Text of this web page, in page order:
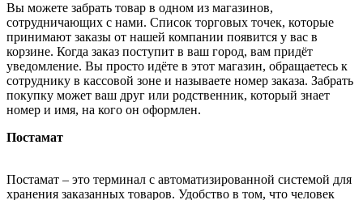
Вы можете забрать товар в одном из магазинов,
сотрудничающих с нами. Список торговых точек, которые
принимают заказы от нашей компании появится у вас в
корзине. Когда заказ поступит в ваш город, вам придёт
уведомление. Вы просто идёте в этот магазин, обращаетесь к
сотруднику в кассовой зоне и называете номер заказа. Забрать
покупку может ваш друг или родственник, который знает
номер и имя, на кого он оформлен.
Постамат
Постамат – это терминал с автоматизированной системой для
хранения заказанных товаров. Удобство в том, что человек